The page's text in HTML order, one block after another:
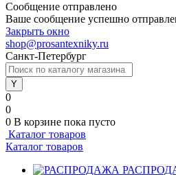
Сообщение отправлено
Ваше сообщение успешно
Закрыть окно
shop@prosantexniky.ru
Санкт-Петербург
0
0
0 В корзине пока пусто
Каталог товаров
Каталог товаров